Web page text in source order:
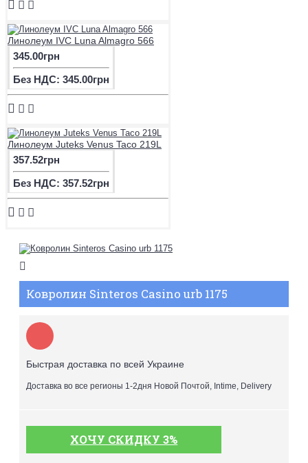
Линолеум IVC Luna Almagro 566
345.00грн
Без НДС: 345.00грн
Линолеум Juteks Venus Taco 219L
357.52грн
Без НДС: 357.52грн
Ковролин Sinteros Casino urb 1175
Быстрая доставка по всей Украине
Доставка во все регионы 1-2дня Новой Почтой, Intime, Delivery
ХОЧУ СКИДКУ 3%